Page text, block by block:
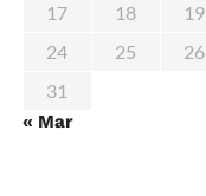
17
18 19
24
25 26
31
« Mar